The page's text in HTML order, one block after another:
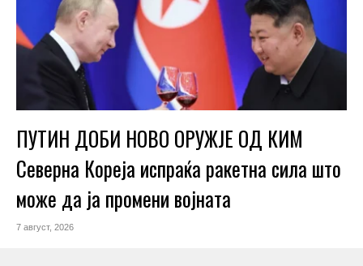
ПУТИН ДОБИ НОВО ОРУЖЈЕ ОД КИМ
Северна Кореја испраќа ракетна сила што
може да ја промени војната
7 август, 2026